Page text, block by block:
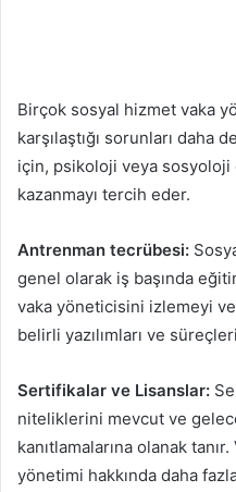
Birçok sosyal hizmet vaka
karşılaştığı sorunları daha
için, psikoloji veya
kazanmayı tercih eder.
Antrenman tecrübesi:
genel olarak iş başında
vaka yöneticisini izlemeyi
belirli yazılımları ve
Sertifikalar ve Lisanslar:
niteliklerini mevcut ve
kanıtlamalarına olanak
yönetimi hakkında daha